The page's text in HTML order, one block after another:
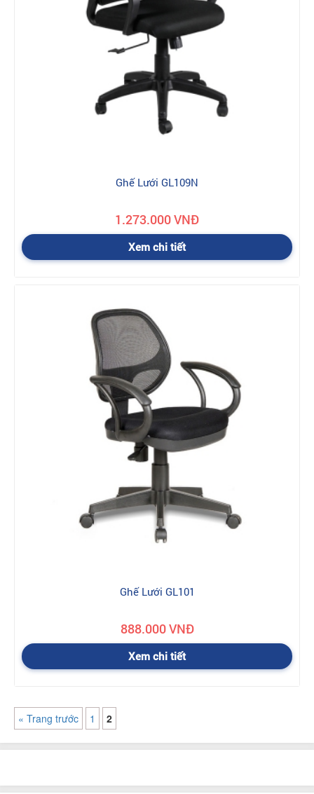
Ghế Lưới GL109N
1.273.000 VNĐ
Xem chi tiết
Ghế Lưới GL101
888.000 VNĐ
Xem chi tiết
« Trang trước 1 2